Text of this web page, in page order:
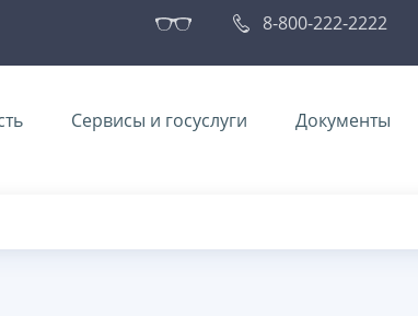
8-800-222-2222
Сервисы и госуслуги Документы